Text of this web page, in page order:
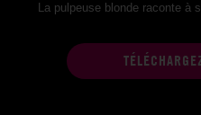
La pulpeuse blonde raconte à